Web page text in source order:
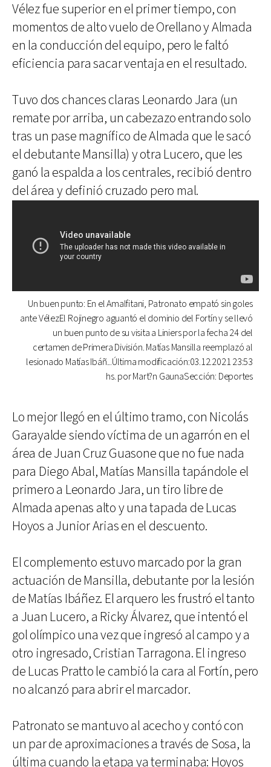
Vélez fue superior en el primer tiempo, con
momentos de alto vuelo de Orellano y Almada
en la conducción del equipo, pero le faltó
eficiencia para sacar ventaja en el resultado.
Tuvo dos chances claras Leonardo Jara (un
remate por arriba, un cabezazo entrando solo
tras un pase magnífico de Almada que le sacó
el debutante Mansilla) y otra Lucero, que les
ganó la espalda a los centrales, recibió dentro
del área y definió cruzado pero mal.
Un buen punto: En el Amalfitani, Patronato empató sin goles
ante VélezEl Rojinegro aguantó el dominio del Fortín y se llevó
un buen punto de su visita a Liniers por la fecha 24 del
certamen de Primera División. Matías Mansilla reemplazó al
lesionado Matías Ibáñ...Última modificación:03.12.2021 23:53
hs. por Mart?n GaunaSección: Deportes
Lo mejor llegó en el último tramo, con Nicolás
Garayalde siendo víctima de un agarrón en el
área de Juan Cruz Guasone que no fue nada
para Diego Abal, Matías Mansilla tapándole el
primero a Leonardo Jara, un tiro libre de
Almada apenas alto y una tapada de Lucas
Hoyos a Junior Arias en el descuento.
El complemento estuvo marcado por la gran
actuación de Mansilla, debutante por la lesión
de Matías Ibáñez. El arquero les frustró el tanto
a Juan Lucero, a Ricky Álvarez, que intentó el
gol olímpico una vez que ingresó al campo y a
otro ingresado, Cristian Tarragona. El ingreso
de Lucas Pratto le cambió la cara al Fortín, pero
no alcanzó para abrir el marcador.
Patronato se mantuvo al acecho y contó con
un par de aproximaciones a través de Sosa, la
última cuando la etapa ya terminaba: Hoyos